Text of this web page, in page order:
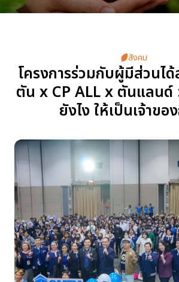
การกำกับดูแลและเศรษฐกิจ
การดำเนินการด้านความยั่งยืน
รางวัลด้านความยั่งยืน
สังคม
โครงการร่วมกับผู้มีส่วนไ
ตัน x CP ALL x ตันแลนด์
ยังไง ให้เป็นเจ้าขอ